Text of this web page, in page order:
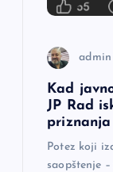
admin
Kad
JP Rad
priznanja
Potez koji
saopštenje